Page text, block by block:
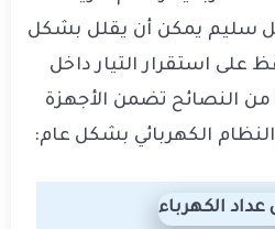
سليم يمكن أن يقلل بشكل
على استقرار التيار داخل
من النصائح تضمن الأجهزة
الكهربائي بشكل عام: